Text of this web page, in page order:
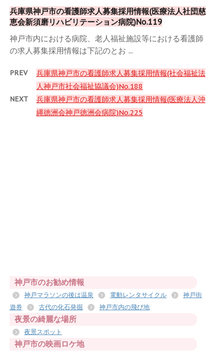
兵庫県神戸市の看護師求人募集採用情報(医療法人社団慈
恵会新須磨リハビリテーション病院)No.119
神戸市内における病院、老人福祉施設等における看護師
の求人募集採用情報は下記のとお ...
PREV
兵庫県神戸市の看護師求人募集採用情報(社会福祉法
人神戸市社会福祉協議会)No.188
NEXT
兵庫県神戸市の看護師求人募集採用情報(医療法人沖
縄徳洲会神戸徳洲会病院)No.225
神戸市のお勧め情報
神戸マラソンの後は温泉 電動レンタサイクル
神戸街
遊券
古代の化石発掘 神戸市内の飛び地
夜景の綺麗な場所
夜景スポット
神戸市の映画ロケ地